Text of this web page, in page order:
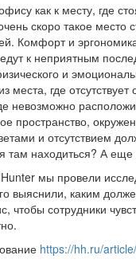
как к месту, где
скоро такое место
Комфорт и
к неприятным
и
места, где отсутствует
невозможно
пространство,
и отсутствием
там находиться? А еще
мы провели
выяснили, каким
чтобы сотрудники
https://hh.ru/